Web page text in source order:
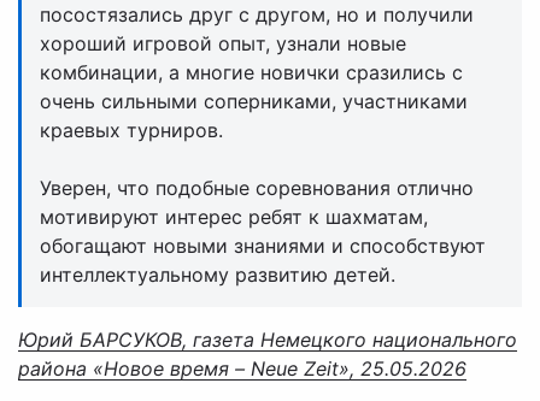
посостязались друг с другом, но и получили
хороший игровой опыт, узнали новые
комбинации, а многие новички сразились с
очень сильными соперниками, участниками
краевых турниров.
Уверен, что подобные соревнования отлично
мотивируют интерес ребят к шахматам,
обогащают новыми знаниями и способствуют
интеллектуальному развитию детей.
Юрий БАРСУКОВ, газета Немецкого национального
района «Новое время – Neue Zeit», 25.05.2026